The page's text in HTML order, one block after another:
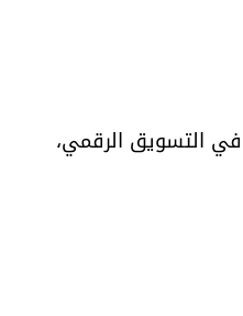
التسويق الرقمي،